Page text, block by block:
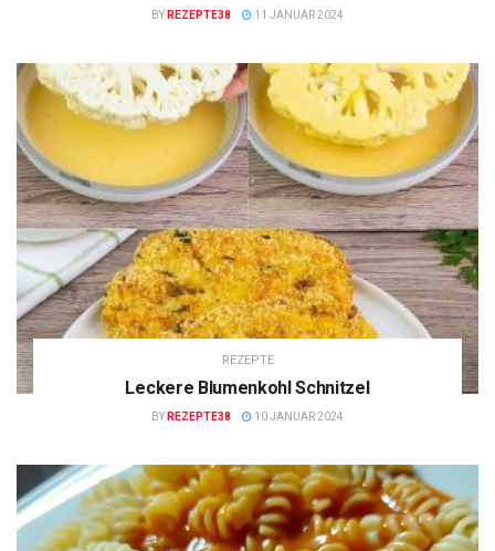
BY REZEPTE38 11 JANUAR 2024
REZEPTE
Leckere Blumenkohl Schnitzel
BY REZEPTE38 10 JANUAR 2024